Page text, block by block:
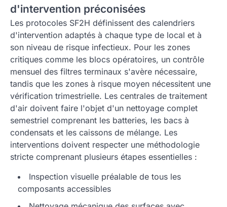
d'intervention préconisées
Les protocoles SF2H définissent des calendriers
d'intervention adaptés à chaque type de local et à
son niveau de risque infectieux. Pour les zones
critiques comme les blocs opératoires, un contrôle
mensuel des filtres terminaux s'avère nécessaire,
tandis que les zones à risque moyen nécessitent une
vérification trimestrielle. Les centrales de traitement
d'air doivent faire l'objet d'un nettoyage complet
semestriel comprenant les batteries, les bacs à
condensats et les caissons de mélange. Les
interventions doivent respecter une méthodologie
stricte comprenant plusieurs étapes essentielles :
Inspection visuelle préalable de tous les
composants accessibles